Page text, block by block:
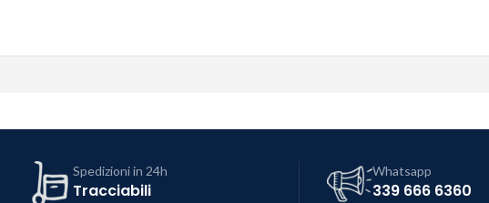
Spedizioni in 24h
Tracciabili
Whatsapp
339 666 6360